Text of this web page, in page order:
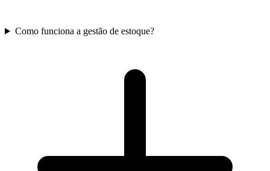
Como funciona a gestão de estoque?